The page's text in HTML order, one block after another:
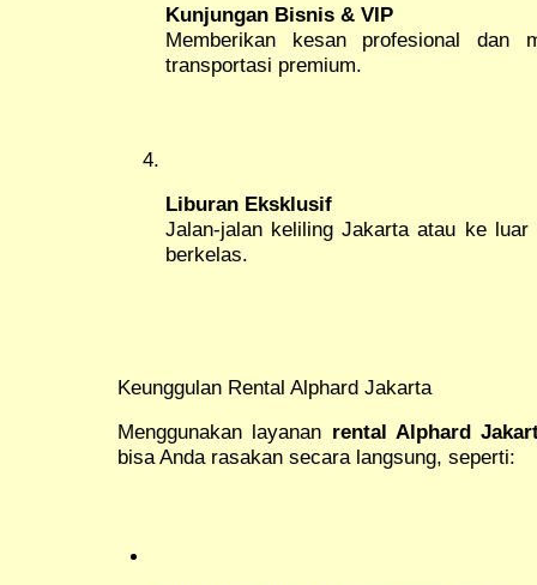
Kunjungan Bisnis & VIP
Memberikan kesan profesional dan
transportasi premium.
Liburan Eksklusif
Jalan-jalan keliling Jakarta atau ke
berkelas.
Keunggulan Rental Alphard Jakarta
Menggunakan layanan rental Alphard
bisa Anda rasakan secara langsung, seperti: